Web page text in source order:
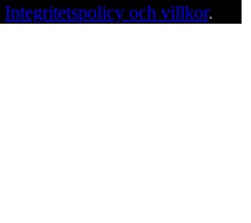
Integritetspolicy och villkor.